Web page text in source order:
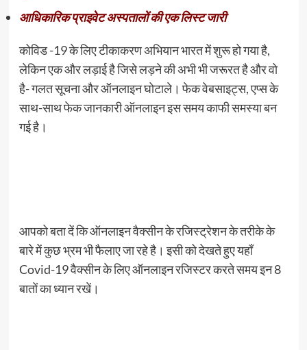
आधिकारिक प्राइवेट अस्पतालों की एक लिस्ट जारी
कोविड -19 के लिए टीकाकरण अभियान भारत में शुरू हो गया है,
लेकिन एक और लड़ाई है जिसे लड़ने की अभी भी जरूरत है और वो
है- गलत सूचना और ऑनलाइन घोटाले। फेक वेबसाइट्स, एप्स के
साथ-साथ फेक जानकारी ऑनलाइन इस समय काफी समस्या बन
गई है।
आपको बता दें कि ऑनलाइन वैक्सीन के रजिस्ट्रेशन के तरीके के
बारे में कुछ भ्रम भी फैलाए जा रहे है। इसी को देखते हुए यहाँ
Covid-19 वैक्सीन के लिए ऑनलाइन रजिस्टर करते समय इन 8
बातों का ध्यान रखें।